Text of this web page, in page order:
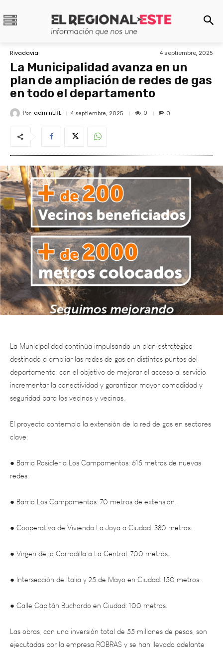
Rivadavia 4 septiembre, 2025
La Municipalidad avanza en un
plan de ampliación de redes de gas
en todo el departamento
Por adminERE 4 septiembre, 2025 0 0
La Municipalidad continúa impulsando un plan estratégico
destinado aampliar las redes de gas en distintos puntos del
departamento, con el objetivo de mejorar el acceso al servicio,
incrementar la conectividad y garantizar mayor comodidad y
seguridad para los vecinos y vecinas.
El proyecto contempla la extensión de la red de gas en sectores
clave:
● Barrio Rosicler a Los Campamentos: 615 metros de nuevas
redes.
● Barrio Los Campamentos: 70 metros de extensión.
● Cooperativa de Vivienda La Joya a Ciudad: 380 metros.
● Virgen de la Carrodilla a La Central: 700 metros.
● Intersección de Italia y 25 de Mayo en Ciudad: 150 metros.
● Calle Capitán Buchardo en Ciudad: 100 metros.
Las obras, con una inversión total de 55 millones de pesos, son
ejecutadas por la empresa ROBRAS y se han llevado adelante